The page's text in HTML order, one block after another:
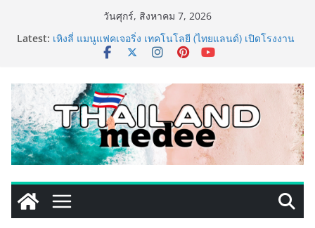
วันศุกร์, สิงหาคม 7, 2026
Latest: เหิงลี่ แมนูแฟคเจอริ่ง เทคโนโลยี (ไทยแลนด์) เปิดโรงงาน
แห่งใหม่ในชลบุรี เดินหน้าขยายฐานการผลิตสู่เอเชียตะวัน
TECNO ประกาศทรานส์ฟอร์มจากเกมมิ่งโฟน สู่ไลฟ์สไตล์
แฟชั่นไอเท็ม เสิร์ฟใหญ่ปักหมุดแลนมาร์คใหม่กลางสถานี
MRT วาง POVA 8 Series จุดเริ่มต้นครั้งสำคัญ
ครั้งแรกของอุตสาหกรรมสีไทย นิปปอนเพนต์ผนึก 6 พันธ
มิตรโมเดิร์นเทรดชั้นนำ นำร่องเปิดตัว “NIPPON PAINT
WORRY FREE” โปรแกรมดูแลคุณภาพฟิล์มสีหลังการขาย
ยกระดับความมั่นใจลูกค้าด้วยผลิตภัณฑ์คุณภาพและ
บริการหลังการขายที่ครบวงจร
เริ่มแล้ว! อ.ต.ก.แฟร์ 4 ภาค @ภาคกลาง “มนต์เสน่ห์เกษตร
ไทย สู่ใจกลางมหานคร” ชวนชิม ช้อป สินค้าเกษตร
คุณภาพจากทั่วไทย วันนี้ – 8 สิงหาคมนี้ ณ ลานคนเมือง